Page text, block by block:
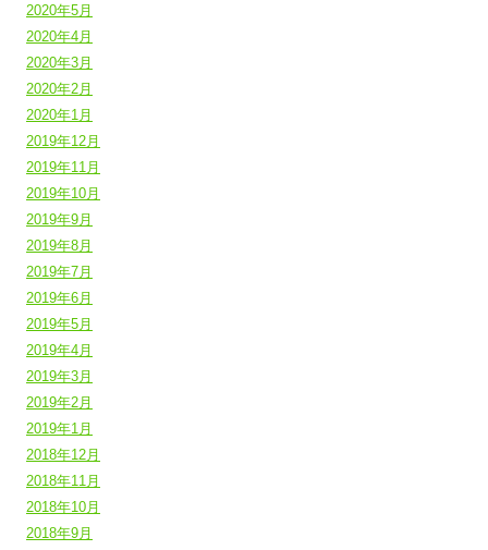
2020年5月
2020年4月
2020年3月
2020年2月
2020年1月
2019年12月
2019年11月
2019年10月
2019年9月
2019年8月
2019年7月
2019年6月
2019年5月
2019年4月
2019年3月
2019年2月
2019年1月
2018年12月
2018年11月
2018年10月
2018年9月